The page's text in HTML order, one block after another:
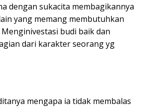
dengan sukacita membagikannya
yang memang membutuhkan
budi baik dan
dari karakter seorang yg
mengapa ia tidak membalas